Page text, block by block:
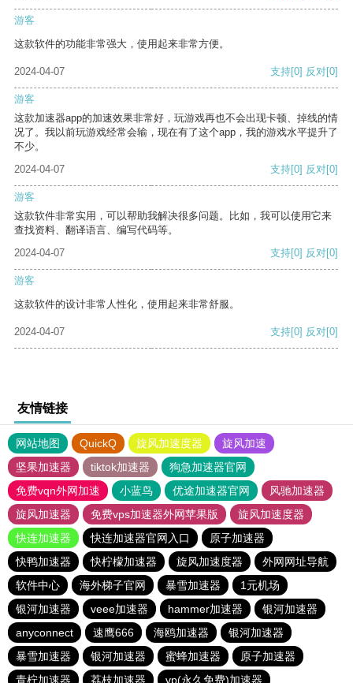
游客
这款软件的功能非常强大，使用起来非常方便。
2024-04-07 支持[0] 反对[0]
游客
这款加速器app的加速效果非常好，玩游戏再也不会出现卡顿、掉线的情
况了。我以前玩游戏经常会输，现在有了这个app，我的游戏水平提升了
不少。
2024-04-07
支持[0] 反对[0]
游客
这款软件非常实用，可以帮助我解决很多问题。比如，我可以使用它来
查找资料、翻译语言、编写代码等。
2024-04-07
支持[0] 反对[0]
游客
这款软件的设计非常人性化，使用起来非常舒服。
2024-04-07 支持[0] 反对[0]
友情链接
网站地图 QuickQ 旋风加速度器
旋风加速
坚果加速器
tiktok加速器
狗急加速器官网
免费vqn外网加速
小蓝鸟 优途加速器官网
风驰加速器
旋风加速器
免费vps加速器外网苹果版
旋风加速度器
快连加速器
快连加速器官网入口
原子加速器
快鸭加速器
快柠檬加速器 旋风加速度器
外网网址导航
软件中心
海外梯子官网 暴雪加速器
1元机场
银河加速器
veee加速器 hammer加速器
银河加速器
anyconnect
速鹰666 海鸥加速器
银河加速器
暴雪加速器
银河加速器 蜜蜂加速器
原子加速器
青柠加速器
荔枝加速器 vp(永久免费)加速器